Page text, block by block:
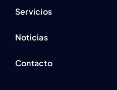
Servicios
Noticias
Contacto